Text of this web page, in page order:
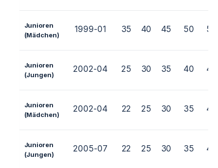
Junioren
(Mädchen)
1999-01 35 40 45 50 55
Junioren
(Jungen)
2002-04 25 30 35 40 45
Junioren
(Mädchen)
2002-04 22 25 30 35 40
Junioren
(Jungen)
2005-07 22 25 30 35 40